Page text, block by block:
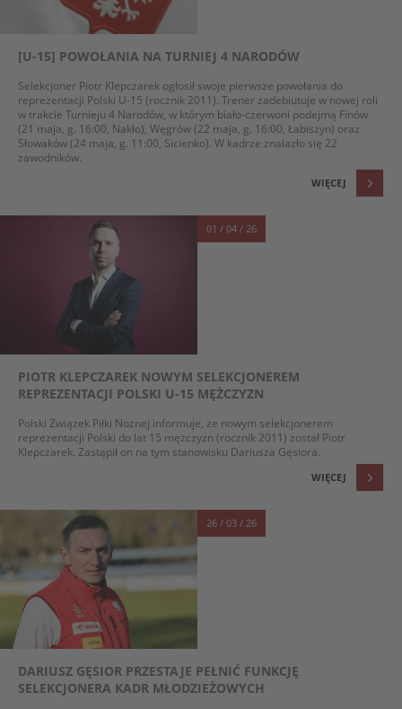
[U-15] POWOŁANIA NA TURNIEJ 4 NARODÓW
Selekcjoner Piotr Klepczarek ogłosił swoje pierwsze powołania do
reprezentacji Polski U-15 (rocznik 2011). Trener zadebiutuje w nowej roli
w trakcie Turnieju 4 Narodów, w którym biało-czerwoni podejmą Finów
(21 maja, g. 16:00, Nakło), Węgrów (22 maja, g. 16:00, Łabiszyn) oraz
Słowaków (24 maja, g. 11:00, Sicienko). W kadrze znalazło się 22
zawodników.
WIĘCEJ
01 / 04 / 26
PIOTR KLEPCZAREK NOWYM SELEKCJONEREM
REPREZENTACJI POLSKI U-15 MĘŻCZYZN
Polski Związek Piłki Nożnej informuje, że nowym selekcjonerem
reprezentacji Polski do lat 15 mężczyzn (rocznik 2011) został Piotr
Klepczarek. Zastąpił on na tym stanowisku Dariusza Gęsiora.
WIĘCEJ
26 / 03 / 26
DARIUSZ GĘSIOR PRZESTAJE PEŁNIĆ FUNKCJĘ
SELEKCJONERA KADR MŁODZIEŻOWYCH